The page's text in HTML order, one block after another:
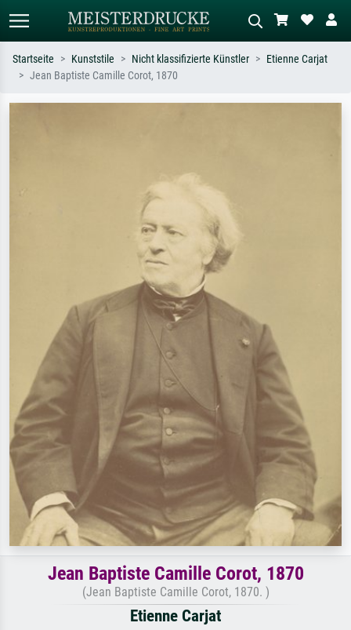
Startseite Kunststile Nicht klassifizierte Künstler
Etienne Carjat
Jean Baptiste Camille Corot, 1870
Jean Baptiste Camille Corot, 1870
(Jean Baptiste Camille Corot, 1870. )
Etienne Carjat